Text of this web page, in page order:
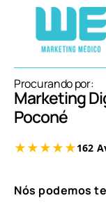
Procurando por:
Marketing
Poconé
Nós podemos